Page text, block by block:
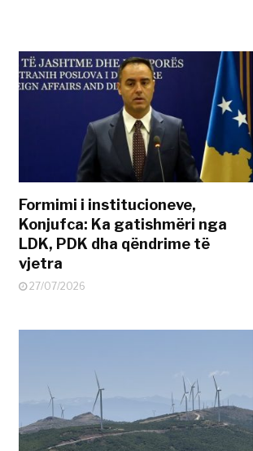
Formimi i institucioneve,
Konjufca: Ka gatishmëri nga
LDK, PDK dha qëndrime të
vjetra
27/07/2026